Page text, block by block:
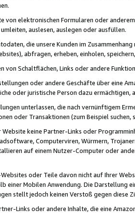
von elektronischen Formularen oder
auslesen, auslegen oder ausfüllen.
die unsere Kunden im
abfragen, erheben, einholen,
von Schaltflächen, Links oder andere
oder andere Geschäfte über eine
oder juristische Person dazu
unterlassen, die nach vernünftigem
oder Transaktionen (zum Beispiel
Website keine Partner-Links oder
Computerviren, Würmern,
auf einem Nutzer-Computer oder
oder Teile davon nicht auf Ihrer
einer Mobilen Anwendung. Die Darstellung
stellt jedoch keinen Verstoß gegen diese
Links oder andere Inhalte, die eine